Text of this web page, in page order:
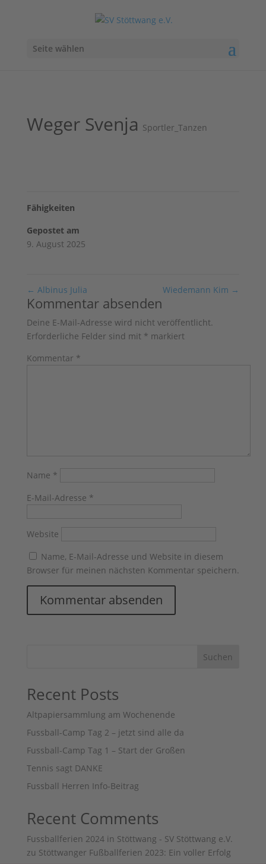
Seite wählen
Weger Svenja Sportler_Tanzen
Fähigkeiten
Gepostet am
9. August 2025
← Albinus Julia Wiedemann Kim →
Kommentar absenden
Deine E-Mail-Adresse wird nicht veröffentlicht.
Erforderliche Felder sind mit * markiert
Kommentar *
Name *
E-Mail-Adresse *
Website
Name, E-Mail-Adresse und Website in diesem
Browser für meinen nächsten Kommentar speichern.
Suchen
Recent Posts
Altpapiersammlung am Wochenende
Fussball-Camp Tag 2 – jetzt sind alle da
Fussball-Camp Tag 1 – Start der Großen
Tennis sagt DANKE
Fussball Herren Info-Beitrag
Recent Comments
Fussballferien 2024 in Stöttwang - SV Stöttwang e.V.
zu Stöttwanger Fußballferien 2023: Ein voller Erfolg